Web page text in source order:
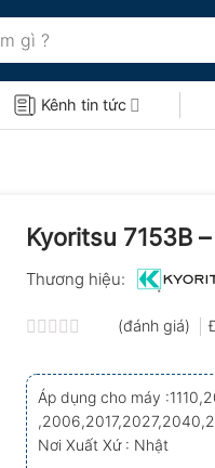
Kênh tin tức
Kyoritsu 7153B
Thương hiệu:
xếp
hạng
0.0
5
sao
(đánh giá)
Áp dụng cho máy
Nơi Xuất Xứ : Nhật